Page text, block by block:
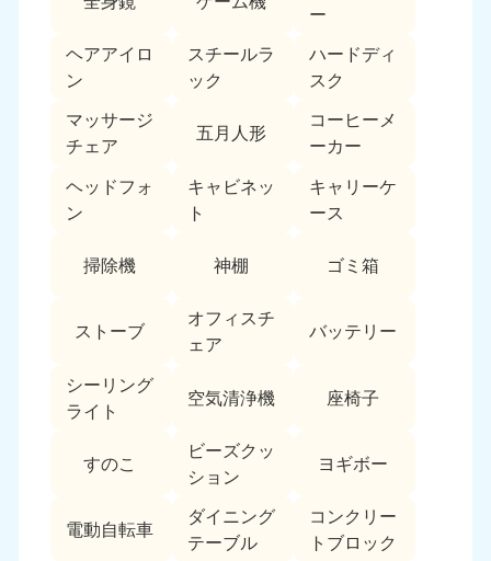
ー
ヘアアイロ
ン
スチールラ
ック
ハードディ
スク
マッサージ
チェア
五月人形
コーヒーメ
ーカー
ヘッドフォ
ン
キャビネッ
ト
キャリーケ
ース
掃除機 神棚 ゴミ箱
ストーブ
オフィスチ
ェア
バッテリー
シーリング
ライト
空気清浄機 座椅子
すのこ
ビーズクッ
ション
ヨギボー
電動自転車
ダイニング
テーブル
コンクリー
トブロック
050-1881-5271
9:00〜19:00 年中無休
関東
050-1881-5265
9:00〜19:00 年中無休
050-1881-5264
9:00〜19:00 年中無休
千葉県
9:00〜19:00 年中無休
埼玉県
9:00〜19:00 年中無休
050-1881-5270
9:00〜19:00 年中無休
050-1881-5269
9:00〜19:00 年中無休
群馬県
050-1881-5267
9:00〜19:00 年中無休
中部